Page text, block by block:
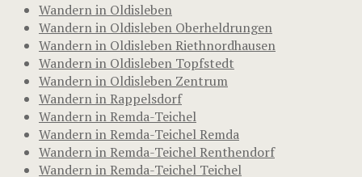
Wandern in Oldisleben
Wandern in Oldisleben Oberheldrungen
Wandern in Oldisleben Riethnordhausen
Wandern in Oldisleben Topfstedt
Wandern in Oldisleben Zentrum
Wandern in Rappelsdorf
Wandern in Remda-Teichel
Wandern in Remda-Teichel Remda
Wandern in Remda-Teichel Renthendorf
Wandern in Remda-Teichel Teichel